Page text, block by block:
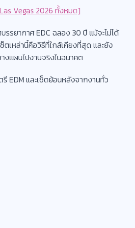
Vegas 2026 ทั้งหมด]
รยากาศ EDC ฉลอง 30 ปี แม้จะไม่ได้
ตเหล่านี้คือวิธีที่ใกล้เคียงที่สุด และยัง
งแผนไปงานจริงในอนาคต
EDM และเซ็ตย้อนหลังจากงานทั่ว